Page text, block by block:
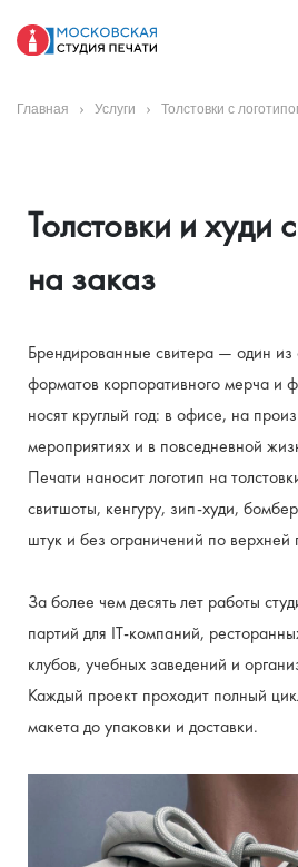
Главная Услуги Толстовки с
Толстовки и худи
на заказ
Брендированные свитера — один
форматов корпоративного мерча и
носят круглый год: в офисе, на
мероприятиях и в повседневной
Печати наносит логотип на
свитшоты, кенгуру, зип-худи,
штук и без ограничений по верхней
За более чем десять лет работы
партий для IT-компаний,
клубов, учебных заведений и
Каждый проект проходит полный
макета до упаковки и доставки.